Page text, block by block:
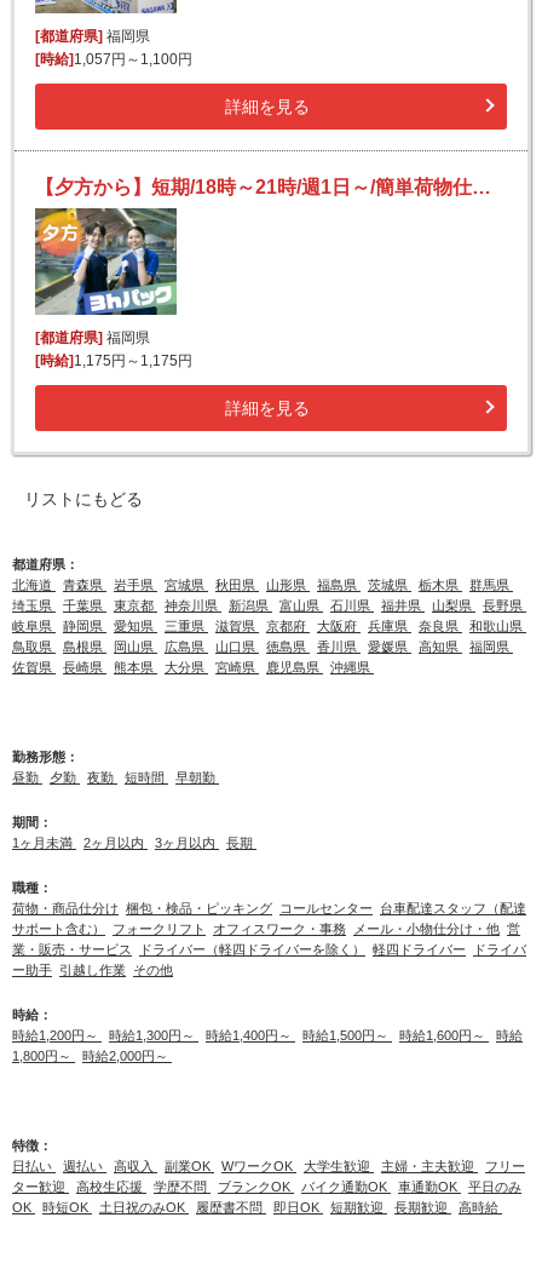
[都道府県] 福岡県
[時給] 1,057円～1,100円
詳細を見る
【夕方から】短期/18時～21時/週1日～/簡単荷物仕分け/日払い可(規定有)/副業歓迎【2か月間のみ】
[都道府県] 福岡県
[時給] 1,175円～1,175円
詳細を見る
リストにもどる
都道府県：
北海道
青森県 岩手県 宮城県 秋田県 山形県 福島県 茨城県 栃木県
群馬県
埼玉県
千葉県 東京都 神奈川県 新潟県 富山県 石川県 福井県 山梨県
長野県
岐阜県
静岡県 愛知県 三重県 滋賀県 京都府 大阪府 兵庫県 奈良県
和歌山県
鳥取県
島根県 岡山県 広島県 山口県 徳島県 香川県 愛媛県 高知県
福岡県
佐賀県
長崎県 熊本県 大分県 宮崎県 鹿児島県 沖縄県
勤務形態：
昼勤
夕勤 夜勤 短時間 早朝勤
期間：
1ヶ月未満
2ヶ月以内 3ヶ月以内 長期
職種：
荷物・商品仕分け 梱包・検品・ピッキング コールセンター
台車配達スタッフ（配達
サポート含む）
フォークリフト オフィスワーク・事務 メール・小物仕分け・他 営
業・販売・サービス
ドライバー（軽四ドライバーを除く） 軽四ドライバー
ドライバ
ー助手 引越し作業 その他
時給：
時給1,200円～
時給1,300円～ 時給1,400円～ 時給1,500円～ 時給1,600円～
時給
1,800円～
時給2,000円～
特徴：
日払い
週払い 高収入 副業OK WワークOK 大学生歓迎 主婦・主夫歓迎
フリー
ター歓迎
高校生応援 学歴不問 ブランクOK バイク通勤OK 車通勤OK
平日のみ
OK
時短OK 土日祝のみOK 履歴書不問 即日OK 短期歓迎 長期歓迎 高時給